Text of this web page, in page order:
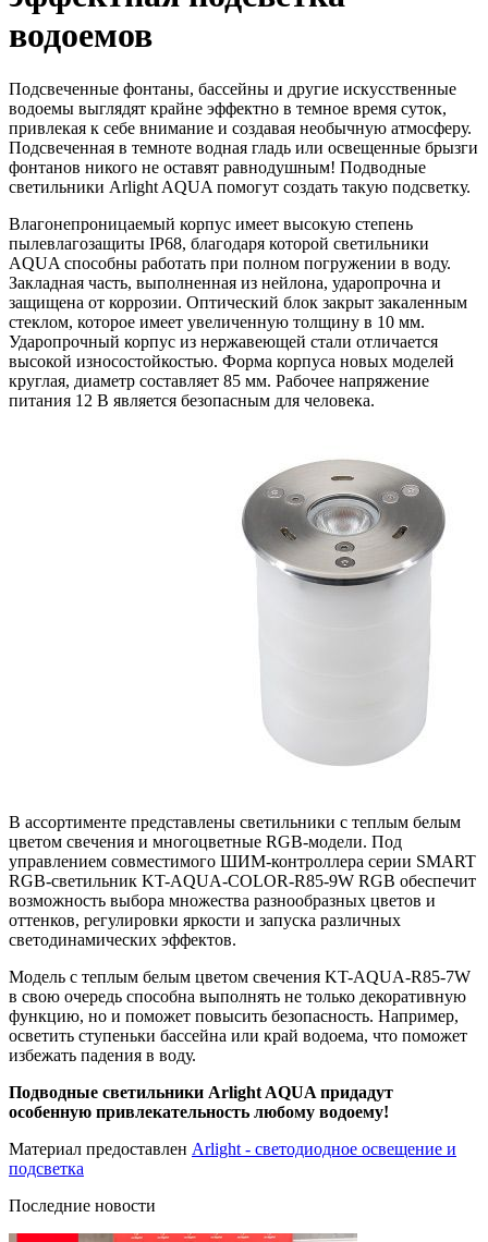
водоемов
Подсвеченные фонтаны, бассейны и другие искусственные
водоемы выглядят крайне эффектно в темное время суток,
привлекая к себе внимание и создавая необычную атмосферу.
Подсвеченная в темноте водная гладь или освещенные брызги
фонтанов никого не оставят равнодушным! Подводные
светильники Arlight AQUA помогут создать такую подсветку.
Влагонепроницаемый корпус имеет высокую степень
пылевлагозащиты IP68, благодаря которой светильники
AQUA способны работать при полном погружении в воду.
Закладная часть, выполненная из нейлона, ударопрочна и
защищена от коррозии. Оптический блок закрыт закаленным
стеклом, которое имеет увеличенную толщину в 10 мм.
Ударопрочный корпус из нержавеющей стали отличается
высокой износостойкостью. Форма корпуса новых моделей
круглая, диаметр составляет 85 мм. Рабочее напряжение
питания 12 В является безопасным для человека.
В ассортименте представлены светильники с теплым белым
цветом свечения и многоцветные RGB-модели. Под
управлением совместимого ШИМ-контроллера серии SMART
RGB-светильник KT-AQUA-COLOR-R85-9W RGB обеспечит
возможность выбора множества разнообразных цветов и
оттенков, регулировки яркости и запуска различных
светодинамических эффектов.
Модель с теплым белым цветом свечения KT-AQUA-R85-7W
в свою очередь способна выполнять не только декоративную
функцию, но и поможет повысить безопасность. Например,
осветить ступеньки бассейна или край водоема, что поможет
избежать падения в воду.
Подводные светильники Arlight AQUA придадут
особенную привлекательность любому водоему!
Материал предоставлен Arlight - светодиодное освещение и
подсветка
Последние новости